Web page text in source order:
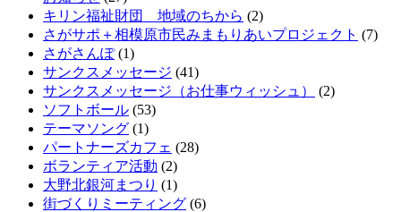
キリン福祉財団 地域のちから (2)
さがサポ＋相模原市民みまもりあいプロジェクト (7)
さがさんぽ(1)
サンクスメッセージ (41)
サンクスメッセージ（お仕事ウィッシュ）
(2)
ソフトボール (53)
テーマソング (1)
パートナーズカフェ (28)
ボランティア活動 (2)
大野北銀河まつり (1)
街づくりミーティング (6)